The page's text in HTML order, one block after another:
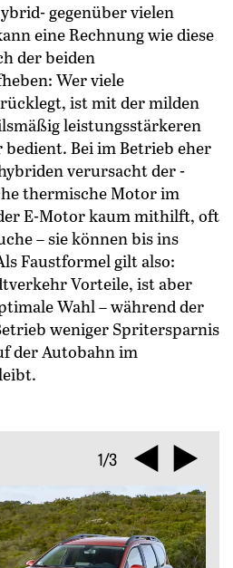
gegenüber vielen
eine Rechnung wie diese
der beiden
Wer viele
ist mit der milden
leistungsstärkeren
bedient. Bei im Betrieb eher
verursacht der
thermische Motor im
E-Motor kaum mithilft, oft
– sie können bis ins
Faustformel gilt also:
Vorteile, ist aber
Wahl – während der
weniger Spritersparnis
der Autobahn im
1/3